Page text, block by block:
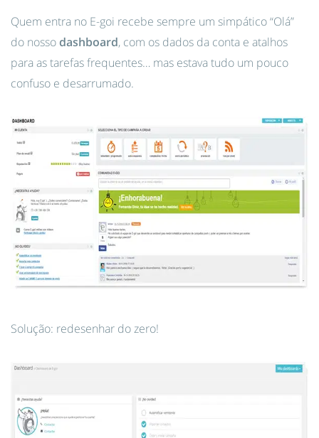
Quem entra no E-goi recebe sempre um simpático “Olá”
do nossodashboard, com os dados da conta e atalhos
para as tarefas frequentes… mas estava tudo um pouco
confuso e desarrumado.
Solução: redesenhar do zero!